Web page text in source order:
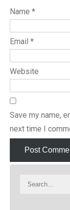
Name *
Email *
Website
Save my name,
next time I